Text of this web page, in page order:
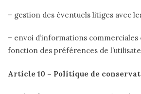
– gestion des éventuels litiges avec
– envoi d’informations
fonction des préférences de
Article 10 – Politique de